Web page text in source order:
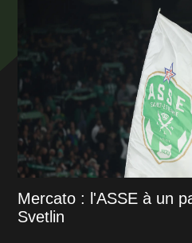
Mercato : l'ASSE à un
Svetlin